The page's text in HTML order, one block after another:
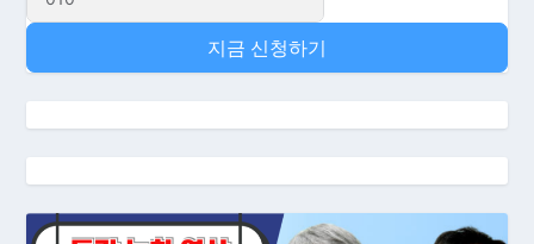
지금 신청하기